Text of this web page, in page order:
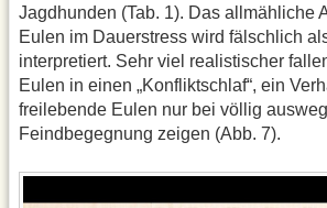
Jagdhunden (Tab. 1). Das allmähliche
Eulen im Dauerstress wird fälschlich
interpretiert. Sehr viel realistischer
Eulen in einen „Konfliktschlaf“, ein
freilebende Eulen nur bei völlig
Feindbegegnung zeigen (Abb. 7).